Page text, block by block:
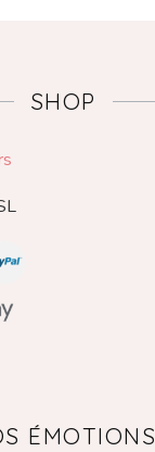
SHOP
ÉMOTIONS